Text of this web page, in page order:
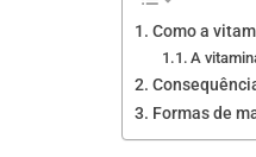
Como a
A
Formas de